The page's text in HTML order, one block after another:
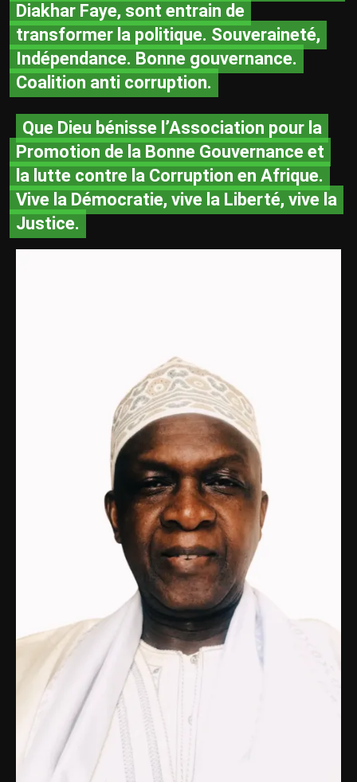
Diakhar Faye, sont entrain de
transformer la politique. Souveraineté,
Indépendance. Bonne gouvernance.
Coalition anti corruption.
Que Dieu bénisse l’Association pour la
Promotion de la Bonne Gouvernance et
la lutte contre la Corruption en Afrique.
Vive la Démocratie, vive la Liberté, vive la
Justice.